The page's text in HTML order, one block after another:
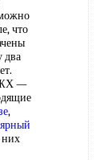
что
два
—
,
них